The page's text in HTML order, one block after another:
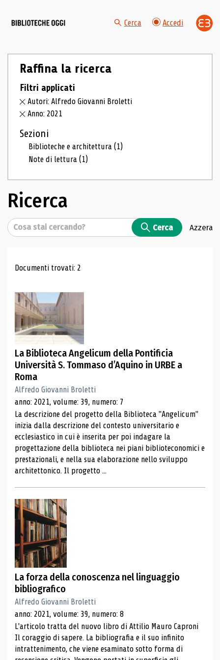
Cerca Accedi
Raffina la ricerca
Filtri applicati
Autori: Alfredo Giovanni Broletti
Anno: 2021
Sezioni
Biblioteche e architettura(1)
Note di lettura(1)
Ricerca
Cerca Cerca Azzera
Risultati di ricerca
Documenti trovati: 2
La Biblioteca Angelicum della Pontificia
Università S. Tommaso d’Aquino in URBE a
Roma
Alfredo Giovanni Broletti
anno: 2021, volume: 39, numero: 7
La descrizione del progetto della Biblioteca "Angelicum"
inizia dalla descrizione del contesto universitario e
ecclesiastico in cui è inserita per poi indagare la
progettazione della biblioteca nei piani biblioteconomici e
prestazionali, e nella sua elaborazione nello sviluppo
architettonico. Il progetto ...
La forza della conoscenza nel linguaggio
bibliografico
Alfredo Giovanni Broletti
anno: 2021, volume: 39, numero: 8
L'articolo tratta del nuovo libro di Attilio Mauro Caproni
Il coraggio di sapere. La bibliografia e il suo infinito
intrattenimento, che viene esaminato sotto forma di